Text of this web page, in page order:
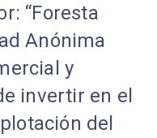
“Foresta
Anónima
y
invertir en el
del